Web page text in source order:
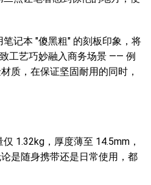
记本 "傻黑粗" 的刻板印象，将
工艺巧妙融入商务场景 —— 例
质，在保证坚固耐用的同时，
1.32kg，厚度薄至 14.5mm，
是随身携带还是日常使用，都